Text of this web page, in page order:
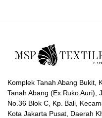
francophones.
Komplek Tanah Abang Bukit,
Tanah Abang (Ex Ruko Auri),
No.36 Blok C, Kp. Bali,
Kota Jakarta Pusat, Daerah